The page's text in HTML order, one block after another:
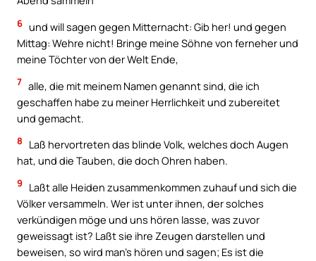
6 und will sagen gegen Mitternacht: Gib her! und gegen
Mittag: Wehre nicht! Bringe meine Söhne von ferneher und
meine Töchter von der Welt Ende,
7 alle, die mit meinem Namen genannt sind, die ich
geschaffen habe zu meiner Herrlichkeit und zubereitet
und gemacht.
8
Laß hervortreten das blinde Volk, welches doch Augen
hat, und die Tauben, die doch Ohren haben.
9
Laßt alle Heiden zusammenkommen zuhauf und sich die
Völker versammeln. Wer ist unter ihnen, der solches
verkündigen möge und uns hören lasse, was zuvor
geweissagt ist? Laßt sie ihre Zeugen darstellen und
beweisen, so wird man’s hören und sagen; Es ist die